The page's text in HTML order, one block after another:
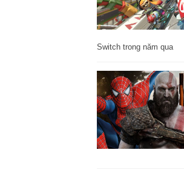
Switch trong năm qua